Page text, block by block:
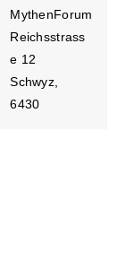
MythenForum
Reichsstrass
e 12
Schwyz
6430